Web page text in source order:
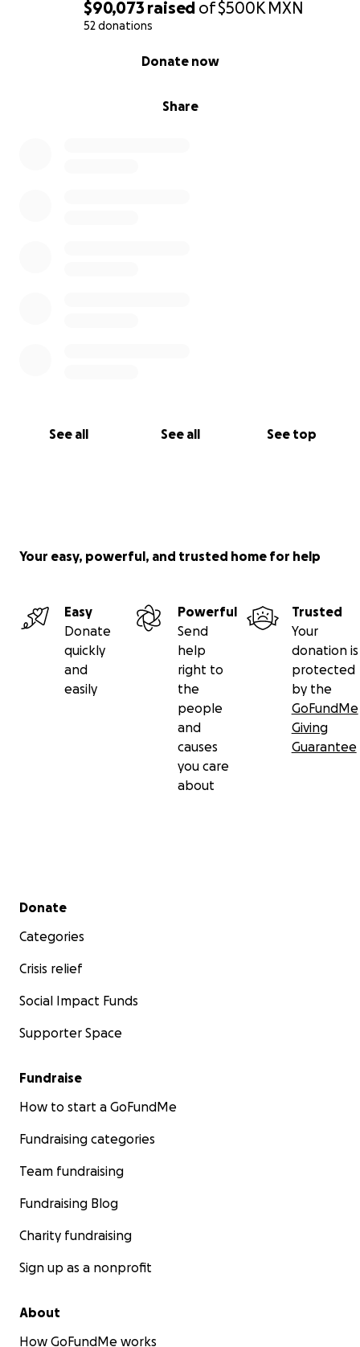
$90,073 raised of$500K MXN
52 donations
Share
Donate now
See all See all See top
Your easy, powerful, and trusted home for help
Easy
Donate
quickly
and
easily
Powerful
Send
help
right to
the
people
and
causes
you care
about
Trusted
Your
donation is
protected
by the
GoFundMe
Giving
Guarantee
Secondary menu
Donate
Categories
Crisis relief
Social Impact Funds
Supporter Space
Fundraise
How to start a GoFundMe
Fundraising categories
Team fundraising
Fundraising Blog
Charity fundraising
Sign up as a nonprofit
About
How GoFundMe works